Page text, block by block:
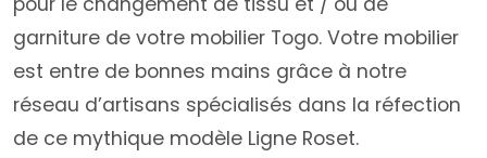
garniture de votre mobilier Togo. Votre mobilier
est entre de bonnes mains grâce à notre
réseau d’artisans spécialisés dans la réfection
de ce mythique modèle Ligne Roset.